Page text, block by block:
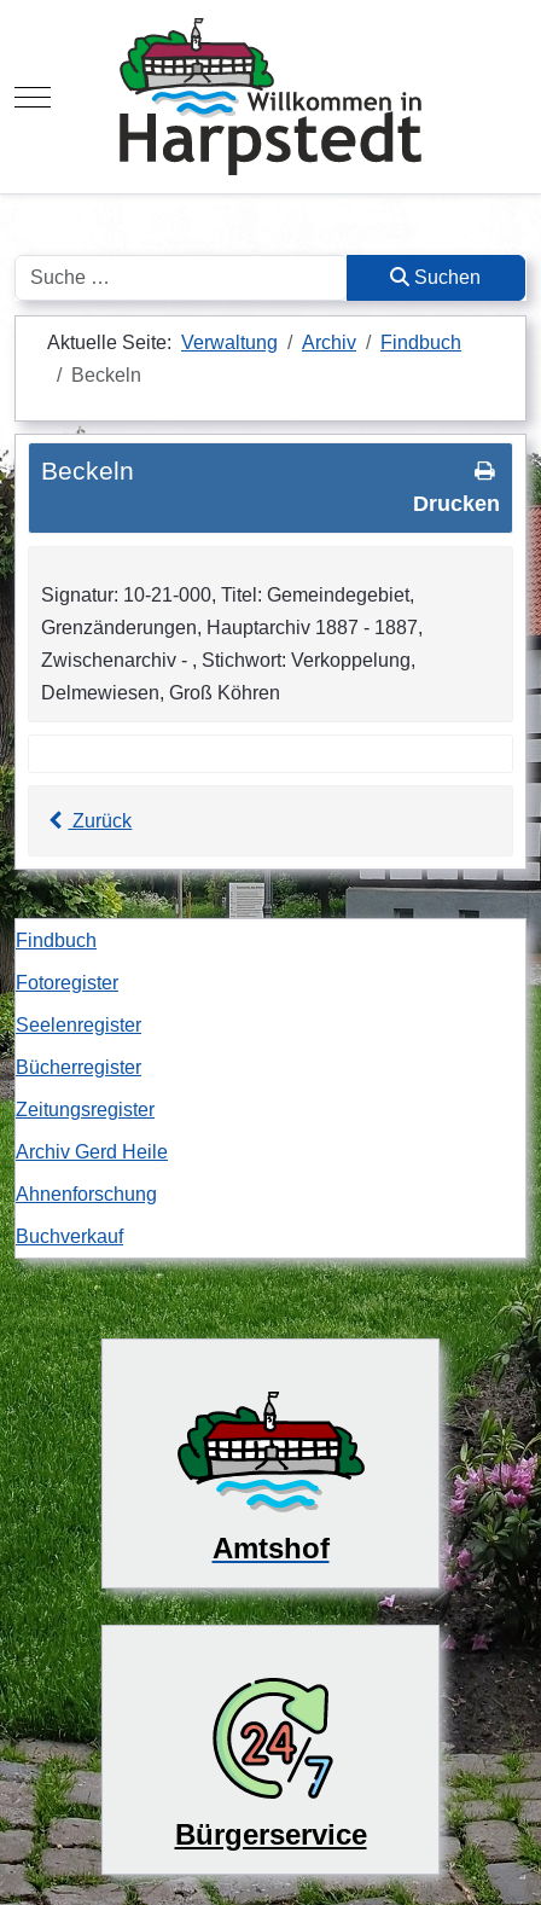
Mobile Menu Toggle
Suchen Suchen
Aktuelle Seite: Verwaltung Archiv
Findbuch
Beckeln
Drucken
Beckeln
Signatur: 10-21-000, Titel: Gemeindegebiet,
Grenzänderungen, Hauptarchiv 1887 - 1887,
Zwischenarchiv - , Stichwort: Verkoppelung,
Delmewiesen, Groß Köhren
Zurück
Findbuch
Fotoregister
Seelenregister
Bücherregister
Zeitungsregister
Archiv Gerd Heile
Ahnenforschung
Buchverkauf
Amtshof
Bürgerservice